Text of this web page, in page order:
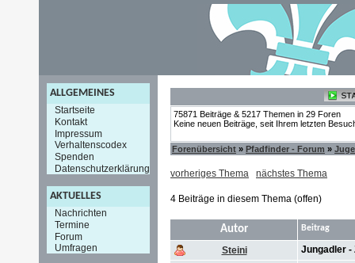
ALLGEMEINES
Startseite
Kontakt
Impressum
Verhaltenscodex
Spenden
Datenschutzerklärung
AKTUELLES
Nachrichten
Termine
Forum
Umfragen
75871 Beiträge & 5217 Themen in 29 Foren
Keine neuen Beiträge, seit Ihrem letzten
Forenübersicht » Pfadfinder - Forum »
vorheriges Thema nächstes Thema
4 Beiträge in diesem Thema (offen)
Autor Beitrag
Steini Jungadler -